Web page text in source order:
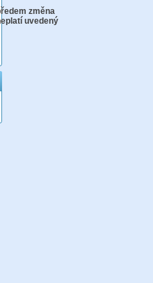
změna
uvedený